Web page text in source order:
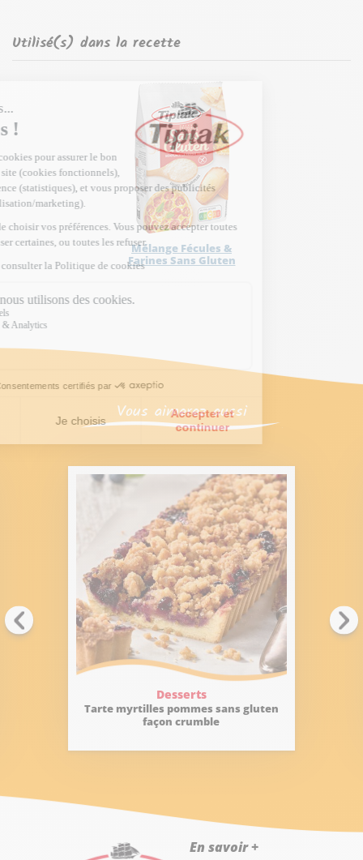
Utilisé(s) dans la recette
Mélange Fécules &
Farines Sans Gluten
Vous aimerez aussi
Desserts
Tarte myrtilles pommes sans gluten
façon crumble
En savoir +